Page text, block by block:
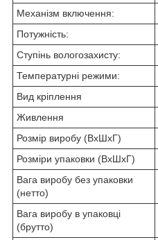
Механізм включення:
Потужність:
Ступінь вологозахисту:
Температурні режими:
Вид кріплення
Живлення
Розмір виробу (ВхШхГ)
Розміри упаковки (ВхШхГ)
Вага виробу без упаковки
(нетто)
Вага виробу в упаковці
(брутто)